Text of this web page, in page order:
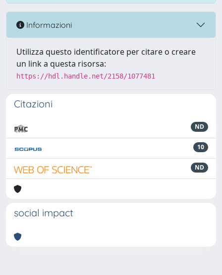
Informazioni
Utilizza questo identificatore per citare o creare
un link a questa risorsa:
https://hdl.handle.net/2158/1077481
Citazioni
ND
10
ND
social impact